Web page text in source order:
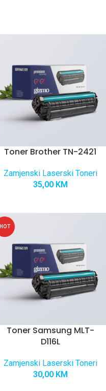
Toner Brother TN-2421
Zamjenski Laserski Toneri
35,00 KM
HOT
Toner Samsung MLT-
D116L
Zamjenski Laserski Toneri
30,00 KM